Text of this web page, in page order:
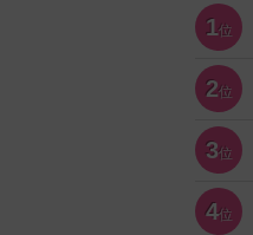
1位
2位
3位
4位